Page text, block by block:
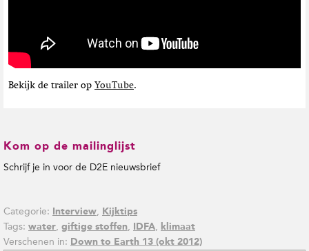
Bekijk de trailer op YouTube.
Kom op de mailinglijst
Schrijf je in voor de D2E nieuwsbrief
Categorie: Interview, Kijktips
Tags: water, giftige stoffen, IDFA, klimaat
Verschenen in: Down to Earth 13 (okt 2012)